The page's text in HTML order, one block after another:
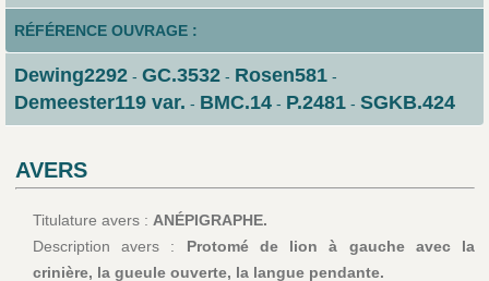
RÉFÉRENCE OUVRAGE :
Dewing2292- GC.3532- Rosen581-
Demeester119 var. - BMC.14- P.2481- SGKB.424
AVERS
Titulature avers : ANÉPIGRAPHE.
Description avers : Protomé de lion à gauche avec la
crinière, la gueule ouverte, la langue pendante.